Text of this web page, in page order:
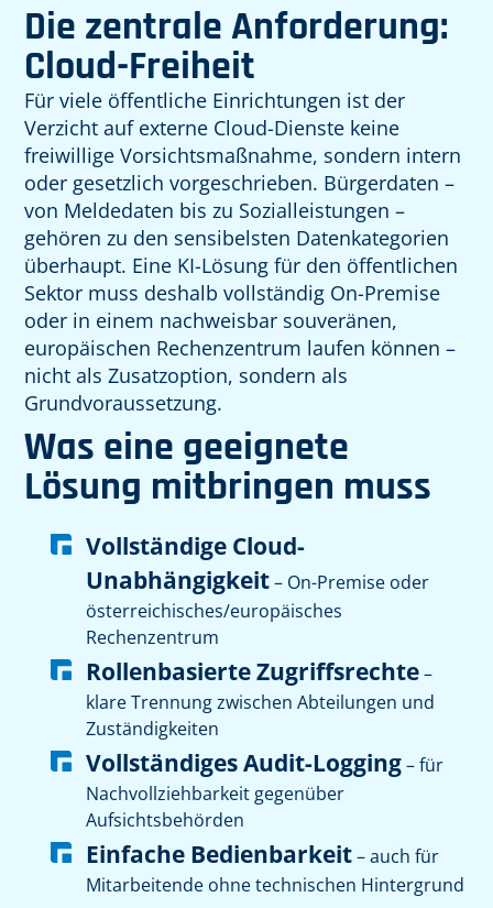
Die zentrale Anforderung:
Cloud-Freiheit
Für viele öffentliche Einrichtungen ist der
Verzicht auf externe Cloud-Dienste keine
freiwillige Vorsichtsmaßnahme, sondern intern
oder gesetzlich vorgeschrieben. Bürgerdaten –
von Meldedaten bis zu Sozialleistungen –
gehören zu den sensibelsten Datenkategorien
überhaupt. Eine KI-Lösung für den öffentlichen
Sektor muss deshalb vollständig On-Premise
oder in einem nachweisbar souveränen,
europäischen Rechenzentrum laufen können –
nicht als Zusatzoption, sondern als
Grundvoraussetzung.
Was eine geeignete
Lösung mitbringen muss
Vollständige Cloud-
Unabhängigkeit– On-Premise oder
österreichisches/europäisches
Rechenzentrum
Rollenbasierte Zugriffsrechte–
klare Trennung zwischen Abteilungen und
Zuständigkeiten
Vollständiges Audit-Logging– für
Nachvollziehbarkeit gegenüber
Aufsichtsbehörden
Einfache Bedienbarkeit– auch für
Mitarbeitende ohne technischen Hintergrund